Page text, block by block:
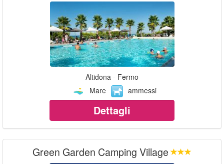
Altidona - Fermo
Mare
ammessi
Dettagli
Green Garden Camping Village